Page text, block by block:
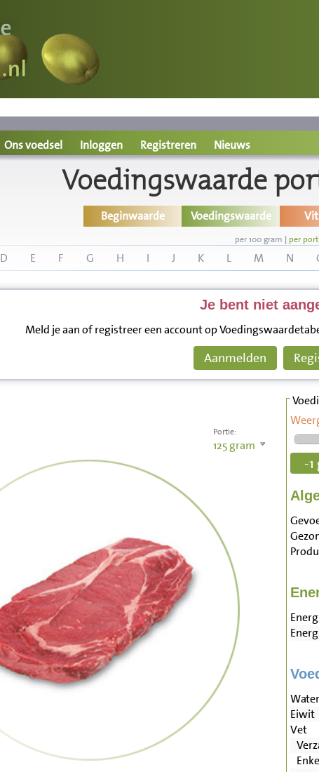
Ons voedsel Inloggen Registreren Nieuws
Voedingswaarde
Beginwaarde Voedingswaarde
per 100 gram | per
D E F G H I J K L M N
Je bent niet
Meld je aan of registreer een account op
Aanmelden
Portie:
125gram
-1
Water
Eiwit
Vet